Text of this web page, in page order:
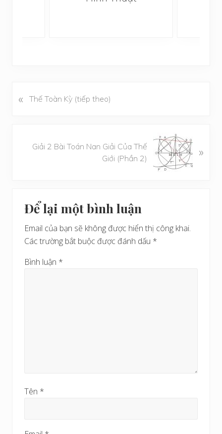
B
« Thế Toàn Kỳ (tiếp theo)
Giải 2 Bài Toán Nan Giải Của Thế
Giới (Phần 2)
»
Reader
Interactions
Để lại một bình luận
Email của bạn sẽ không được hiển thị công khai.
Các trường bắt buộc được đánh dấu *
Bình luận *
Tên *